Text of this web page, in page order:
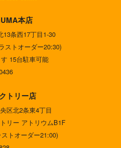
本店
13条西17丁目1-30
ストオーダー20:30)
15台駐車可能
トリー店
区北2条東4丁目
リー アトリウムB1F
トオーダー21:00)